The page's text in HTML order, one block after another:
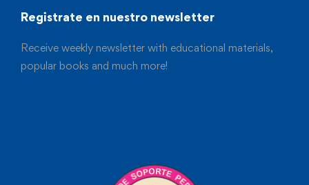
Registrate en nuestro newsletter
Receive weekly newsletter with educational materials,
popular books and much more!